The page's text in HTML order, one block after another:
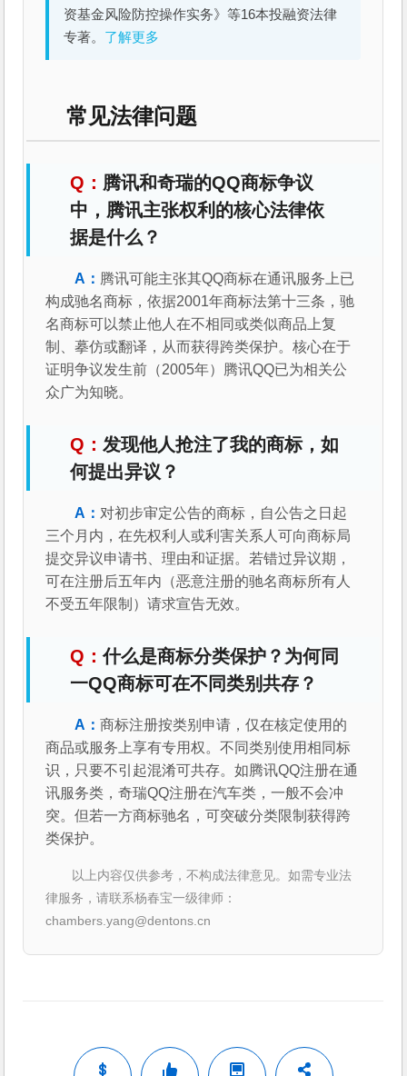
资基金风险防控操作实务》等16本投融资法律
专著。 了解更多
常见法律问题
腾讯和奇瑞的QQ商标争议
中，腾讯主张权利的核心法律依
据是什么？
腾讯可能主张其QQ商标在通讯服务上已
构成驰名商标，依据2001年商标法第十三条，驰
名商标可以禁止他人在不相同或类似商品上复
制、摹仿或翻译，从而获得跨类保护。核心在于
证明争议发生前（2005年）腾讯QQ已为相关公
众广为知晓。
发现他人抢注了我的商标，如
何提出异议？
对初步审定公告的商标，自公告之日起
三个月内，在先权利人或利害关系人可向商标局
提交异议申请书、理由和证据。若错过异议期，
可在注册后五年内（恶意注册的驰名商标所有人
不受五年限制）请求宣告无效。
什么是商标分类保护？为何同
一QQ商标可在不同类别共存？
商标注册按类别申请，仅在核定使用的
商品或服务上享有专用权。不同类别使用相同标
识，只要不引起混淆可共存。如腾讯QQ注册在通
讯服务类，奇瑞QQ注册在汽车类，一般不会冲
突。但若一方商标驰名，可突破分类限制获得跨
类保护。
以上内容仅供参考，不构成法律意见。如需专业法
律服务，请联系杨春宝一级律师：
chambers.yang@dentons.cn